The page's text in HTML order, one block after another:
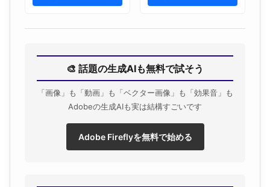
🎨 話題の生成AIも無料で試そう
「画像」も「動画」も「ベクター画像」も「効果音」も
Adobeの生成AIも実は結構すごいです
Adobe Fireflyを無料で始める